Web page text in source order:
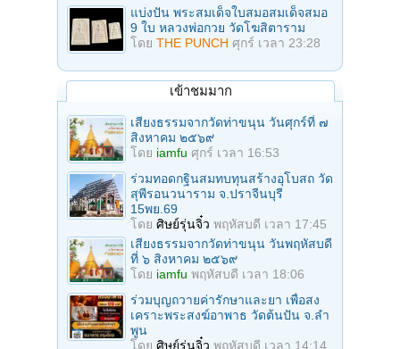
แบ่งปัน พระสมเด็จใบสมอสมเด็จสมอ
9 ใบ หลวงพ่อกวย วัดโฆสิตาราม
โดย THE PUNCH ศุกร์ เวลา 23:28
เข้าชมมาก
เสียงธรรมจากวัดท่าขนุน วันศุกร์ที่ ๗
สิงหาคม ๒๕๖๙
โดย iamfu ศุกร์ เวลา 16:53
ร่วมทอดกฐินสมทบทุนสร้างอุโบสถ วัด
สุพีรอนวนาราม จ.ปราจีนบุรี
15พย.69
โดย ศิษย์รุ่นจิ๋ว พฤหัสบดี เวลา 17:45
เสียงธรรมจากวัดท่าขนุน วันพฤหัสบดี
ที่ ๖ สิงหาคม ๒๕๖๙
โดย iamfu พฤหัสบดี เวลา 18:06
ร่วมบุญถวายค่ารักษาและยา เพื่อสง
เคราะพระสงฆ์อาพาธ วัดต้นปัน จ.ลํา
พูน
โดย ศิษย์รุ่นจิ๋ว พฤหัสบดี เวลา 14:14